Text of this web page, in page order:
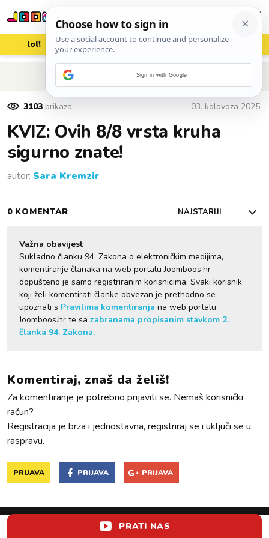
lol! aww vrh! woot?!
POVRATAK NA ČLANAK
3103 prikaza 03. kolovoza 2025.
KVIZ: Ovih 8/8 vrsta kruha
sigurno znate!
autor: Sara Kremzir
0 KOMENTAR NAJSTARIJI
Važna obavijest
Sukladno članku 94. Zakona o elektroničkim medijima,
komentiranje članaka na web portalu Joomboos.hr
dopušteno je samo registriranim korisnicima. Svaki korisnik
koji želi komentirati članke obvezan je prethodno se
upoznati s Pravilima komentiranja na web portalu
Joomboos.hr te sa zabranama propisanim stavkom 2.
članka 94. Zakona.
Komentiraj, znaš da želiš!
Za komentiranje je potrebno prijaviti se. Nemaš korisnički
račun?
Registracija je brza i jednostavna, registriraj se i uključi se u
raspravu.
PRIJAVA PRIJAVA PRIJAVA
PRATI NAS
Sign in with Google